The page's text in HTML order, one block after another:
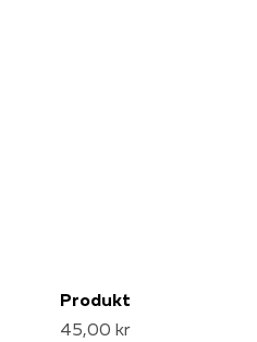
Produkt
45,00 kr